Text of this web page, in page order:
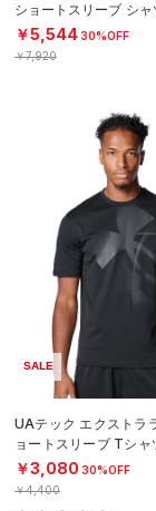
ショートスリーブ シャ
ング/MEN）
￥5,54430%OFF
￥7,920
SALE
UAテック エクストラ
ョートスリーブ Tシャ
ング/MEN）
￥3,080 30%OFF
￥4,400